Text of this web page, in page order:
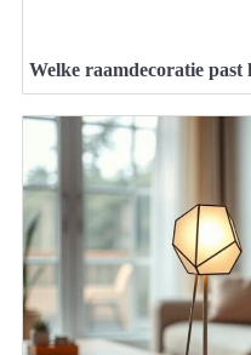
Welke raamdecoratie